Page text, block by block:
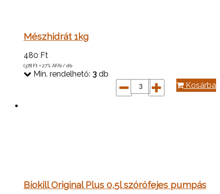
Mészhidrát 1kg
480 Ft
(378 Ft + 27% ÁFA) / db
Min. rendelhető: 3 db
Kosárba
Biokill Original Plus 0,5l szórófejes pumpás